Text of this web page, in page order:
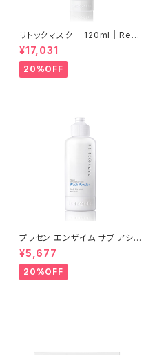
リトックマスク 120ml│Ren
e-Cell Retoc Mask│乾燥の
ケア【Rene Cell】ルネセル
¥17,031
20%OFF
プラセン エンザイム サブ アシッ
ド ウォッシュパウダー 80g |Pla
cen Enzyme Sub-Acid Was
h Powder│毛穴ケア・低刺激・
弱酸性・酵素洗顔【Rene-Cell】
¥5,677
20%OFF